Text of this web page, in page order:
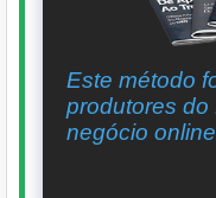
Este método
produtores do
negócio